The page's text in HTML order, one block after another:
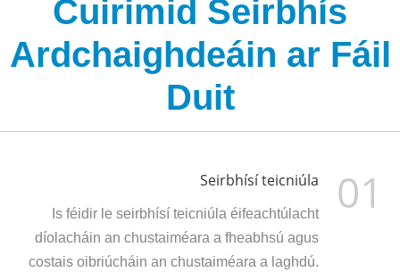
Cuirimid Seirbhís
Ardchaighdeáin ar Fáil
Duit
01
Seirbhísí teicniúla
Is féidir le seirbhísí teicniúla éifeachtúlacht
díolacháin an chustaiméara a fheabhsú agus
costais oibriúcháin an chustaiméara a laghdú.